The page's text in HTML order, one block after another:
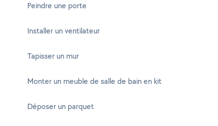
Peindre une porte
Installer un ventilateur
Tapisser un mur
Monter un meuble de salle de bain en kit
Déposer un parquet